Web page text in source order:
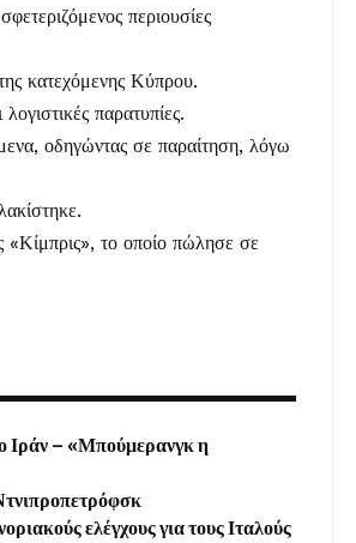
περιουσίες
κατεχόμενης Κύπρου.
παρατυπίες.
οδηγώντας σε παραίτηση, λόγω
«Κίμπρις», το οποίο πώλησε σε
Ιράν – «Μπούμερανγκ η
ελέγχους για τους Ιταλούς